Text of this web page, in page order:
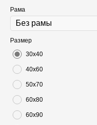
Рама
Размер
30х40
40х60
50х70
60х80
60х90